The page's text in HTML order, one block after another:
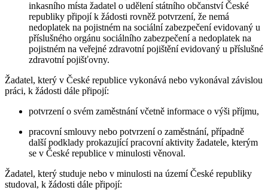
inkasního místa žadatel o udělení státního občanství České
republiky připojí k žádosti rovněž potvrzení, že nemá
nedoplatek na pojistném na sociální zabezpečení evidovaný u
příslušného orgánu sociálního zabezpečení a nedoplatek na
pojistném na veřejné zdravotní pojištění evidovaný u příslušné
zdravotní pojišťovny.
Žadatel, který v České republice vykonává nebo vykonával závislou
práci, k žádosti dále připojí:
potvrzení o svém zaměstnání včetně informace o výši příjmu,
pracovní smlouvy nebo potvrzení o zaměstnání, případně
další podklady prokazující pracovní aktivity žadatele, kterým
se v České republice v minulosti věnoval.
Žadatel, který studuje nebo v minulosti na území České republiky
studoval, k žádosti dále připojí: